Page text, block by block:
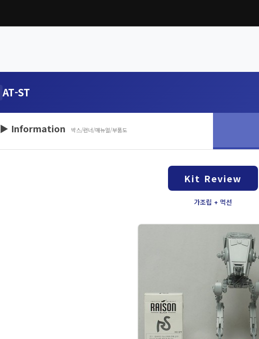
AT-ST
▶ Information 박스/런너/매뉴얼/부품도
Kit Review
가조립 + 먹선